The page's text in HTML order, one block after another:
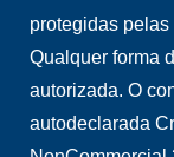
protegidas
Qualquer forma
autorizada. O
autodeclarada